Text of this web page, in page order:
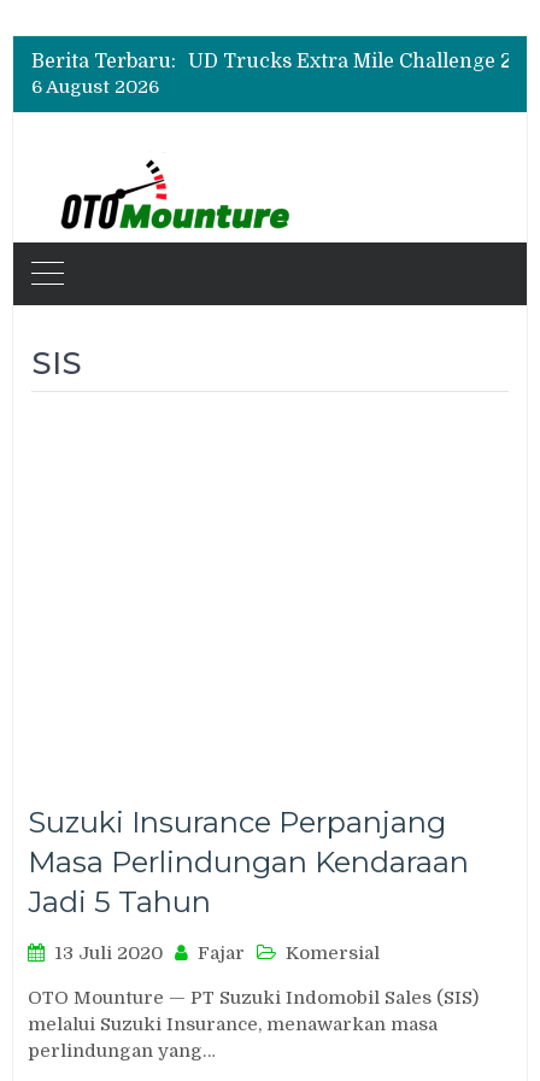
Berita Terbaru:
6 August 2026
SIS
Suzuki Insurance Perpanjang
Masa Perlindungan Kendaraan
Jadi 5 Tahun
13 Juli 2020 Fajar Komersial
OTO Mounture — PT Suzuki Indomobil Sales (SIS)
melalui Suzuki Insurance, menawarkan masa
perlindungan yang…